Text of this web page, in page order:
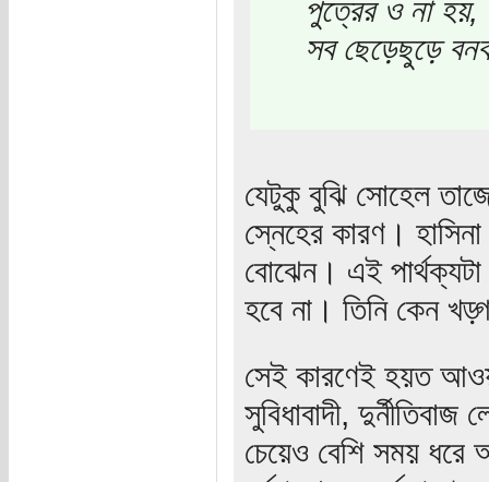
পুত্রের ও না হয়,
সব ছেড়েছুড়ে
যেটুকু বুঝি সোহেল
স্নেহের কারণ।
বোঝেন। এই পার্থক্যটা
হবে না। তিনি কেন
সেই কারণেই হয়ত
সুবিধাবাদী,
চেয়েও বেশি সময় ধরে